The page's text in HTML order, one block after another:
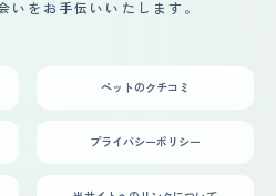
と不安でした。しかしその後、
いをお手伝いいたします。
ペットのクチコミ
プライバシーポリシー